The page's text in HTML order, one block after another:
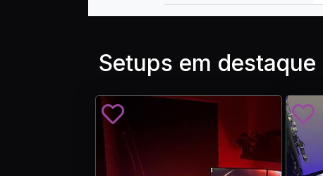
Setups em destaque